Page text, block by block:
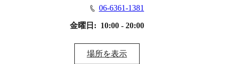
06-6361-1381
金曜日: 10:00 - 20:00
場所を表示​